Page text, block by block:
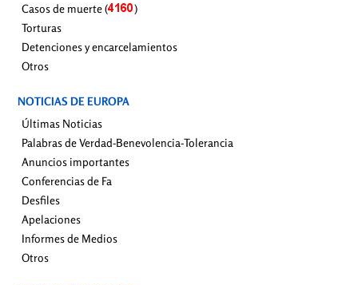
Casos de muerte (
)
Torturas
Detenciones y encarcelamientos
Otros
NOTICIAS DE EUROPA
Últimas Noticias
Palabras de Verdad-Benevolencia-Tolerancia
Anuncios importantes
Conferencias de Fa
Desfiles
Apelaciones
Informes de Medios
Otros